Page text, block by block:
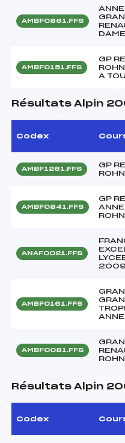
AMBF0861.FFS
AMBF0151.FFS
GP
A
Résultats Alpin
Codex
AMBF1261.FFS
GP
AMBF0841.FFS
GP
ANAF0021.FFS
AMBF0161.FFS
AMBF0081.FFS
Résultats Alpin
Codex